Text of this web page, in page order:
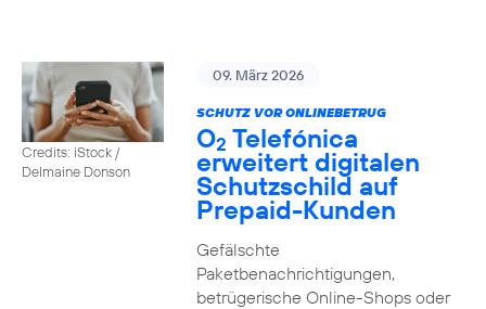
Credits: iStock /
Delmaine Donson
09. März 2026
SCHUTZ VOR ONLINEBETRUG
O2 Telefónica
erweitert digitalen
Schutzschild auf
Prepaid-Kunden
Gefälschte
Paketbenachrichtigungen,
betrügerische Online-Shops oder